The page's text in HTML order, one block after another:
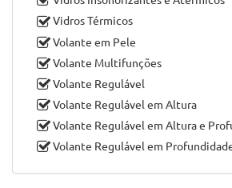
Vidros Térmicos
Volante em Pele
Volante Multifunções
Volante Regulável
Volante Regulável em Altura
Volante Regulável em Altura e
Volante Regulável em